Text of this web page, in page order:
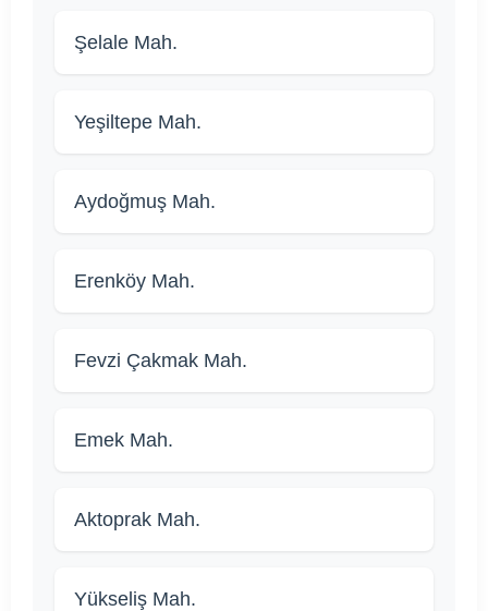
Şelale Mah.
Yeşiltepe Mah.
Aydoğmuş Mah.
Erenköy Mah.
Fevzi Çakmak Mah.
Emek Mah.
Aktoprak Mah.
Yükseliş Mah.